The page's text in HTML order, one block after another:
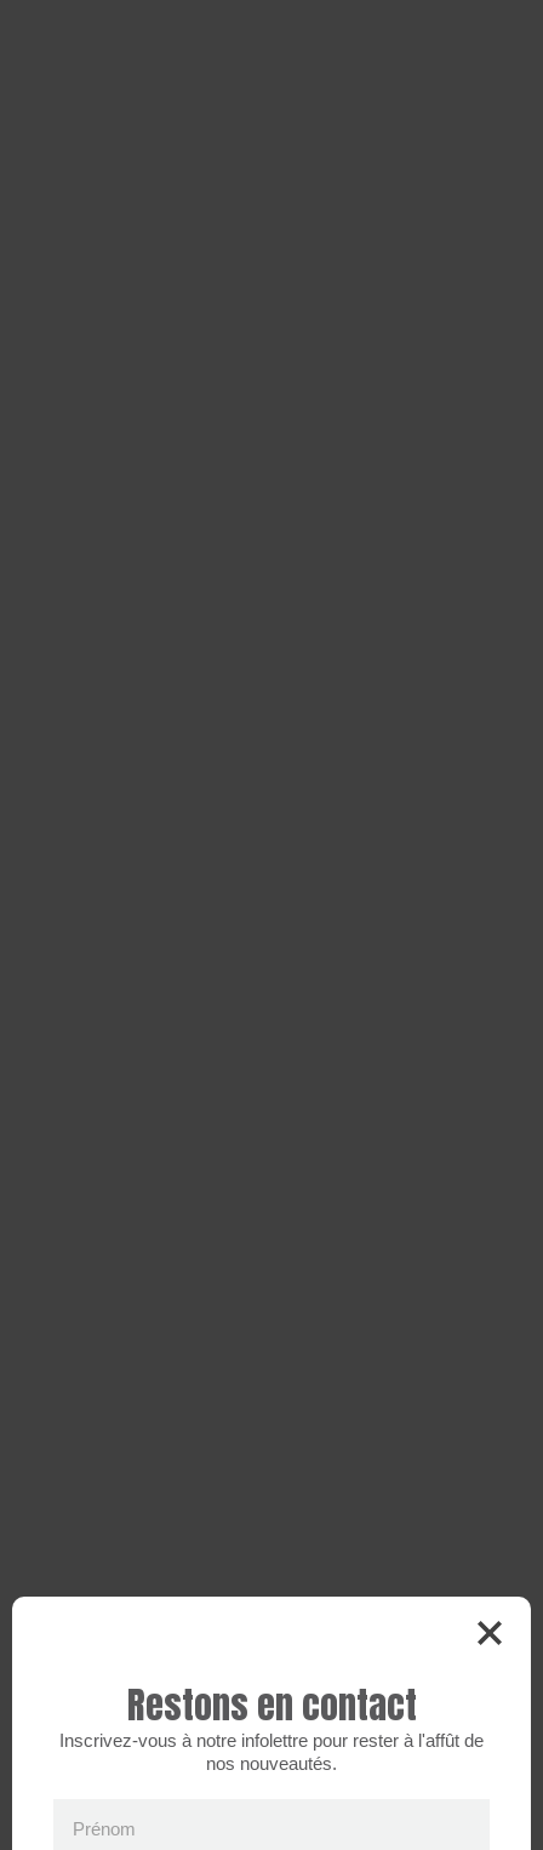
Restons en contact
Inscrivez-vous à notre infolettre pour rester à l'affût de
nos nouveautés.
Prénom